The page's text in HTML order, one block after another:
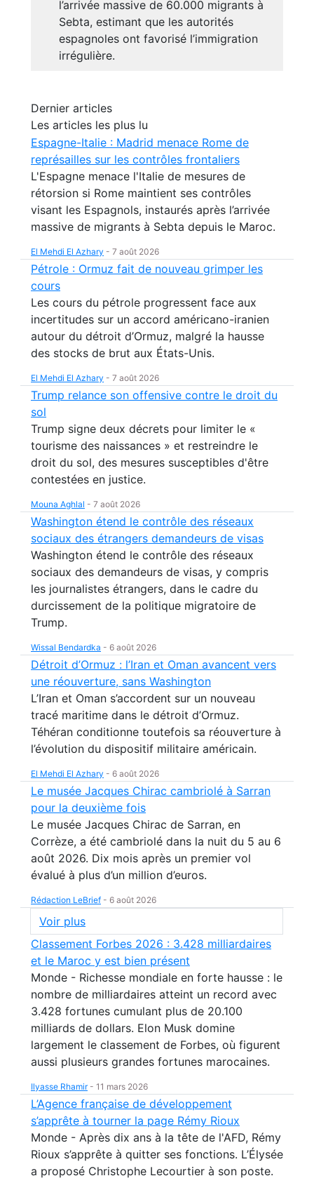
l’arrivée massive de 60.000 migrants à
Sebta, estimant que les autorités
espagnoles ont favorisé l’immigration
irrégulière.
Dernier articles
Les articles les plus lu
Espagne-Italie : Madrid menace Rome de
représailles sur les contrôles frontaliers
L'Espagne menace l'Italie de mesures de
rétorsion si Rome maintient ses contrôles
visant les Espagnols, instaurés après l’arrivée
massive de migrants à Sebta depuis le Maroc.
El Mehdi El Azhary - 7 août 2026
Pétrole : Ormuz fait de nouveau grimper les
cours
Les cours du pétrole progressent face aux
incertitudes sur un accord américano-iranien
autour du détroit d’Ormuz, malgré la hausse
des stocks de brut aux États-Unis.
El Mehdi El Azhary - 7 août 2026
Trump relance son offensive contre le droit du
sol
Trump signe deux décrets pour limiter le «
tourisme des naissances » et restreindre le
droit du sol, des mesures susceptibles d'être
contestées en justice.
Mouna Aghlal - 7 août 2026
Washington étend le contrôle des réseaux
sociaux des étrangers demandeurs de visas
Washington étend le contrôle des réseaux
sociaux des demandeurs de visas, y compris
les journalistes étrangers, dans le cadre du
durcissement de la politique migratoire de
Trump.
Wissal Bendardka - 6 août 2026
Détroit d’Ormuz : l’Iran et Oman avancent vers
une réouverture, sans Washington
L’Iran et Oman s’accordent sur un nouveau
tracé maritime dans le détroit d’Ormuz.
Téhéran conditionne toutefois sa réouverture à
l’évolution du dispositif militaire américain.
El Mehdi El Azhary - 6 août 2026
Le musée Jacques Chirac cambriolé à Sarran
pour la deuxième fois
Le musée Jacques Chirac de Sarran, en
Corrèze, a été cambriolé dans la nuit du 5 au 6
août 2026. Dix mois après un premier vol
évalué à plus d’un million d’euros.
Rédaction LeBrief - 6 août 2026
Voir plus
Classement Forbes 2026 : 3.428 milliardaires
et le Maroc y est bien présent
Monde - Richesse mondiale en forte hausse : le
nombre de milliardaires atteint un record avec
3.428 fortunes cumulant plus de 20.100
milliards de dollars. Elon Musk domine
largement le classement de Forbes, où figurent
aussi plusieurs grandes fortunes marocaines.
Ilyasse Rhamir- 11 mars 2026
L’Agence française de développement
s’apprête à tourner la page Rémy Rioux
Monde - Après dix ans à la tête de l'AFD, Rémy
Rioux s’apprête à quitter ses fonctions. L’Élysée
a proposé Christophe Lecourtier à son poste.